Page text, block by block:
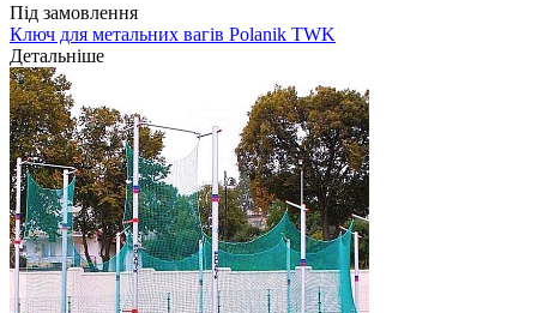
Під замовлення
Ключ для метальних вагів Polanik TWK
Детальніше